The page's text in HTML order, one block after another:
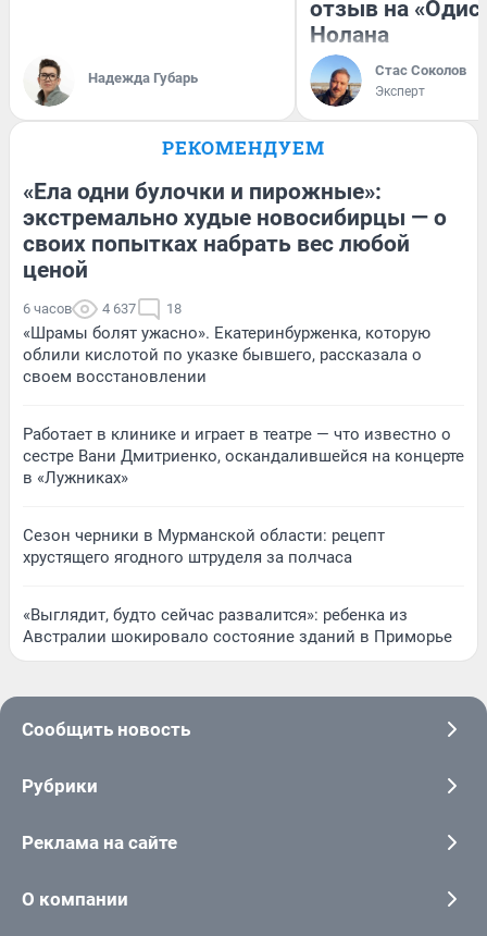
Надежда Губарь
отзыв на
Нолана
Стас Соколов
Эксперт
РЕКОМЕНДУЕМ
«Ела одни булочки и пирожные»:
экстремально худые новосибирцы — о
своих попытках набрать вес любой
ценой
6 часов 4 637 18
«Шрамы болят ужасно». Екатеринбурженка, которую
облили кислотой по указке бывшего, рассказала о
своем восстановлении
Работает в клинике и играет в театре — что известно о
сестре Вани Дмитриенко, оскандалившейся на концерте
в «Лужниках»
Сезон черники в Мурманской области: рецепт
хрустящего ягодного штруделя за полчаса
«Выглядит, будто сейчас развалится»: ребенка из
Австралии шокировало состояние зданий в Приморье
Сообщить новость
Рубрики
Реклама на сайте
О компании